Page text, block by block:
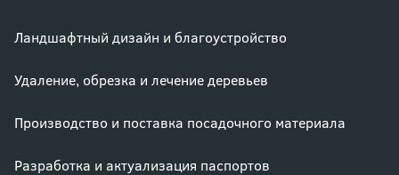
Ландшафтный дизайн и благоустройство
Удаление, обрезка и лечение деревьев
Производство и поставка посадочного материала
Разработка и актуализация паспортов